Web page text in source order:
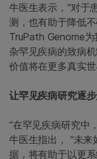
牛医生表示，“对于
测，也有助于降低
TruPath Genome
杂罕见疾病的致病
价值将在更多真实
让罕见疾病研究逐
“在罕见疾病研究中
牛医生指出， “未
据，将有助于以更